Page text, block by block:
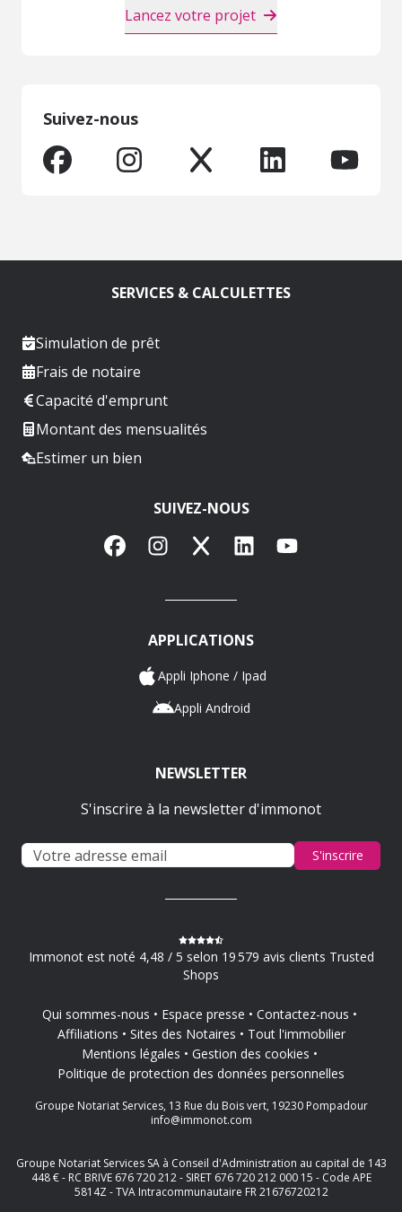
Lancez votre projet
Suivez-nous
SERVICES & CALCULETTES
Simulation de prêt
Frais de notaire
Capacité d'emprunt
Montant des mensualités
Estimer un bien
SUIVEZ-NOUS
FacebookInstagram
X LinkedInYouTube
APPLICATIONS
Appli Iphone / Ipad
Appli Android
NEWSLETTER
S'inscrire à la newsletter d'immonot
S'inscrire
Immonot est noté 4,48 / 5 selon 19 579 avis clients Trusted
Shops
Qui sommes-nous Espace presse
Contactez-nous
Affiliations
Sites des Notaires
Tout l'immobilier
Mentions légales
Gestion des cookies
Politique de protection des données personnelles
Groupe Notariat Services, 13 Rue du Bois vert, 19230 Pompadour
info@immonot.com
Groupe Notariat Services SA à Conseil d'Administration au capital de 143
448 € - RC BRIVE 676 720 212 - SIRET 676 720 212 000 15 - Code APE
5814Z - TVA Intracommunautaire FR 21676720212